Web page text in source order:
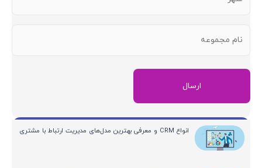
(ضروری)
نام
مجموعه
انواع CRM و معرفی بهترین مدل‌های مدیریت ارتباط با مشتری